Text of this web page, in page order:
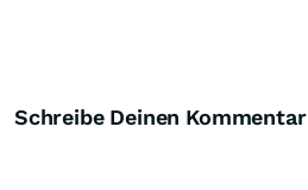
Schreibe Deinen Kommentar